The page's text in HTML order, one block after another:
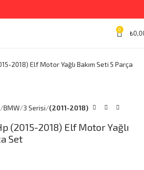
0 ₺
BMW 3 Serisi (2011-2018)
(2015-2018) Elf Motor Yağlı
Set